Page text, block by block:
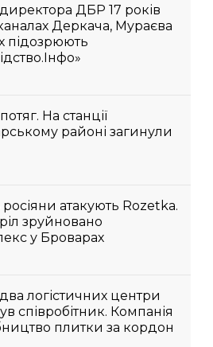
ДБР 17 років
Деркача, Мураєва
підозрюють
На станції
районі загинули
атакують Rozetka.
зруйновано
у Броварах
логістичних центри
співробітник. Компанія
плитки за кордон